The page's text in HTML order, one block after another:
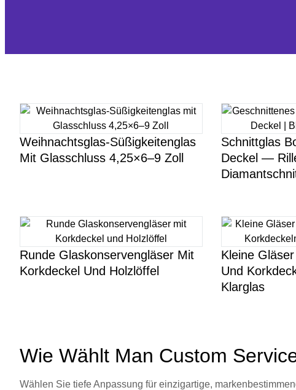
Weihnachtsglas-Süßigkeitenglas
Mit Glasschluss 4,25×6–9 Zoll
Schnittglas
Deckel —
Runde Glaskonservengläser Mit
Korkdeckel Und Holzlöffel
Kleine
Und
Klarglas
Wie Wählt Man Custom
Wählen Sie tiefe Anpassung für einzigartige,